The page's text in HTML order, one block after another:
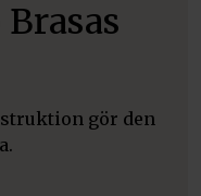
gör den